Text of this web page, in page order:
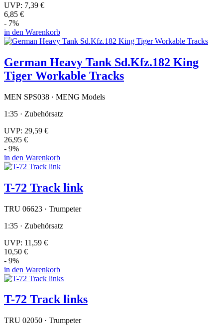
UVP: 7,39 €
6,85 €
- 7%
in den Warenkorb
German Heavy Tank Sd.Kfz.182 King
Tiger Workable Tracks
MEN SPS038 · MENG Models
1:35 · Zubehörsatz
UVP: 29,59 €
26,95 €
- 9%
in den Warenkorb
T-72 Track link
TRU 06623 · Trumpeter
1:35 · Zubehörsatz
UVP: 11,59 €
10,50 €
- 9%
in den Warenkorb
T-72 Track links
TRU 02050 · Trumpeter